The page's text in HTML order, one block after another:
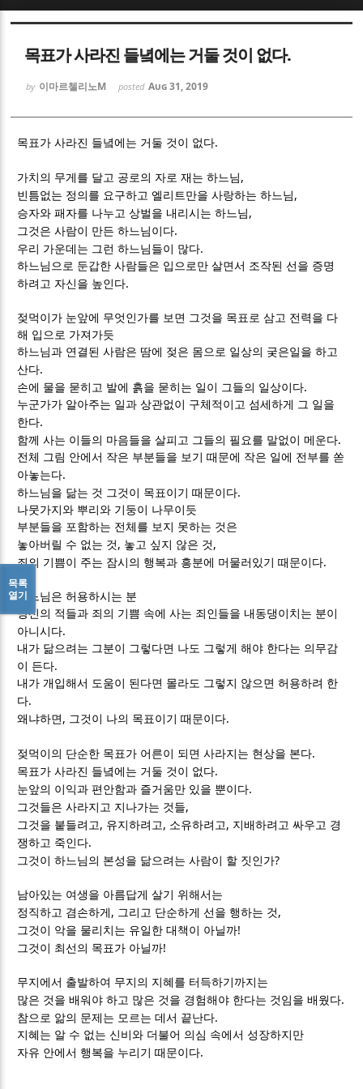
목표가 사라진 들녘에는 거둘 것이 없다.
by 이마르첼리노M posted Aug 31, 2019
목표가 사라진 들녘에는 거둘 것이 없다.
가치의 무게를 달고 공로의 자로 재는 하느님 ,
빈틈없는 정의를 요구하고 엘리트만을 사랑하는 하느님 ,
승자와 패자를 나누고 상벌을 내리시는 하느님 ,
그것은 사람이 만든 하느님이다.
우리 가운데는 그런 하느님들이 많다.
하느님으로 둔갑한 사람들은 입으로만 살면서 조작된 선을 증명
하려고 자신을 높인다.
젖먹이가 눈앞에 무엇인가를 보면 그것을 목표로 삼고 전력을 다
해 입으로 가져가듯
하느님과 연결된 사람은 땀에 젖은 몸으로 일상의 궂은일을 하고
산다.
손에 물을 묻히고 발에 흙을 묻히는 일이 그들의 일상이다.
누군가가 알아주는 일과 상관없이 구체적이고 섬세하게 그 일을
한다.
함께 사는 이들의 마음들을 살피고 그들의 필요를 말없이 메운다.
전체 그림 안에서 작은 부분들을 보기 때문에 작은 일에 전부를 쏟
아놓는다.
하느님을 닮는 것 그것이 목표이기 때문이다.
나뭇가지와 뿌리와 기둥이 나무이듯
부분들을 포함하는 전체를 보지 못하는 것은
놓아버릴 수 없는 것 , 놓고 싶지 않은 것 ,
죄의 기쁨이 주는 잠시의 행복과 흥분에 머물러있기 때문이다.
하느님은 허용하시는 분
당신의 적들과 죄의 기쁨 속에 사는 죄인들을 내동댕이치는 분이
아니시다.
내가 닮으려는 그분이 그렇다면 나도 그렇게 해야 한다는 의무감
이 든다.
내가 개입해서 도움이 된다면 몰라도 그렇지 않으면 허용하려 한
다.
왜냐하면 , 그것이 나의 목표이기 때문이다.
젖먹이의 단순한 목표가 어른이 되면 사라지는 현상을 본다.
목표가 사라진 들녘에는 거둘 것이 없다.
눈앞의 이익과 편안함과 즐거움만 있을 뿐이다.
그것들은 사라지고 지나가는 것들,
그것을 붙들려고 , 유지하려고 , 소유하려고 , 지배하려고 싸우고 경
쟁하고 죽인다.
그것이 하느님의 본성을 닮으려는 사람이 할 짓인가?
남아있는 여생을 아름답게 살기 위해서는
정직하고 겸손하게 , 그리고 단순하게 선을 행하는 것 ,
그것이 악을 물리치는 유일한 대책이 아닐까!
그것이 최선의 목표가 아닐까!
무지에서 출발하여 무지의 지혜를 터득하기까지는
많은 것을 배워야 하고 많은 것을 경험해야 한다는 것임을 배웠다.
참으로 앎의 문제는 모르는 데서 끝난다.
지혜는 알 수 없는 신비와 더불어 의심 속에서 성장하지만
자유 안에서 행복을 누리기 때문이다.
목록
열기
Sketchbook5, 스케치북5
Sketchbook5, 스케치북5
Sketchbook5, 스케치북5
Sketchbook5, 스케치북5